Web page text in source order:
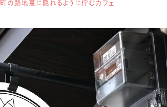
の路地裏に隠れるように佇むカフェ